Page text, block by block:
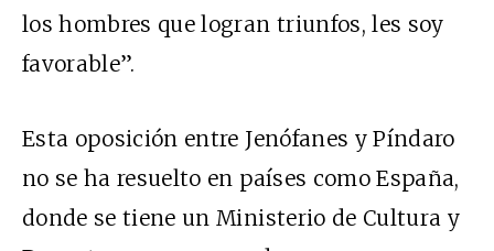
los hombres que logran triunfos, les soy
favorable”.
Esta oposición entre Jenófanes y Píndaro
no se ha resuelto en países como España,
donde se tiene un Ministerio de Cultura y